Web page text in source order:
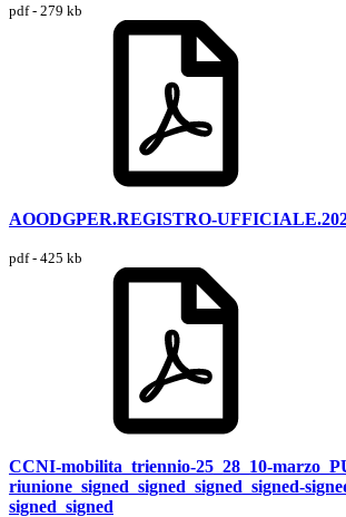
pdf - 279 kb
AOODGPER.REGISTRO-
pdf - 425 kb
CCNI-mobilita_triennio-25_28_10-
riunione_signed_signed_signed_signed-
signed_signed